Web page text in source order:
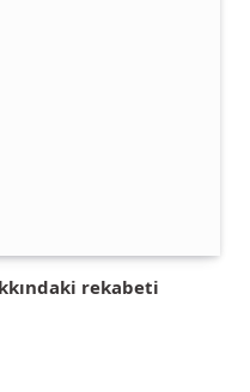
rekabeti